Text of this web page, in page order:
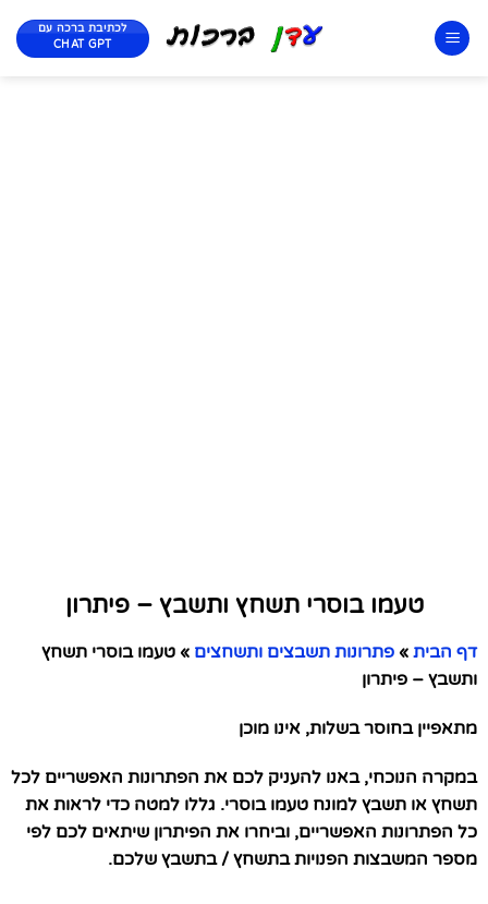
לכתיבת ברכה עם
CHAT GPT
טעמו בוסרי תשחץ ותשבץ – פיתרון
דף הבית » פתרונות תשבצים ותשחצים » טעמו בוסרי תשחץ
ותשבץ – פיתרון
מתאפיין בחוסר בשלות, אינו מוכן
במקרה הנוכחי, באנו להעניק לכם את הפתרונות האפשריים לכל
תשחץ או תשבץ למונח טעמו בוסרי. גללו למטה כדי לראות את
כל הפתרונות האפשריים, וביחרו את הפיתרון שיתאים לכם לפי
מספר המשבצות הפנויות בתשחץ / בתשבץ שלכם.